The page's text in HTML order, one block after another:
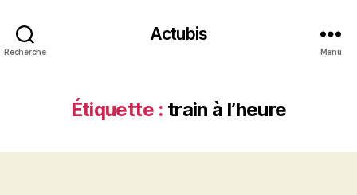
Recherche
Actubis
Menu
Étiquette : train à l’heure